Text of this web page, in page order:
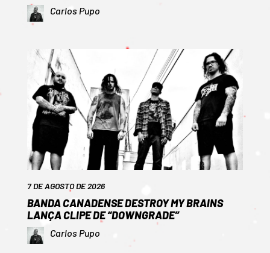
Carlos Pupo
7 DE AGOSTO DE 2026
BANDA CANADENSE DESTROY MY BRAINS
LANÇA CLIPE DE “DOWNGRADE”
Carlos Pupo